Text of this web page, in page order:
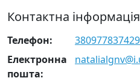
Контактна інформація
Телефон:
380977837429
Електронна
пошта: